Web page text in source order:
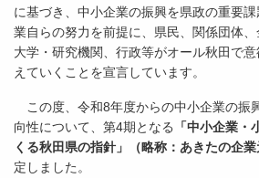
に基づき、中小企業の振興を県政の重要
業自らの努力を前提に、県民、関係団体、
大学・研究機関、行政等がオール秋田で
えていくことを宣言しています。
この度、令和8年度からの中小企業の振
向性について、第4期となる
「中小企業
くる秋田県の指針」（略称：あきたの企業
定しました。